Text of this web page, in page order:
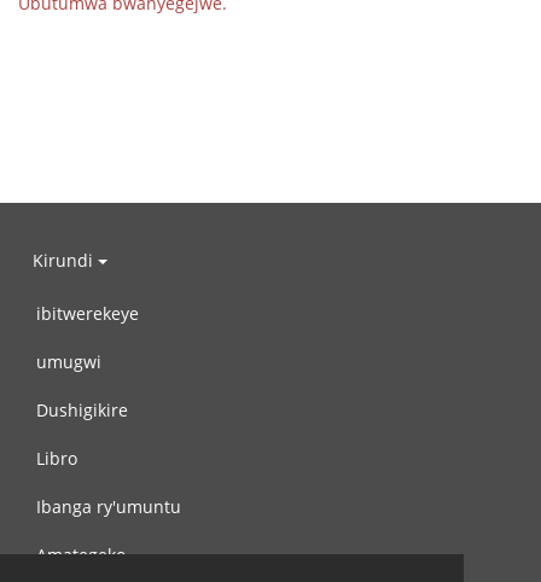
Kirundi
ibitwerekeye
umugwi
Dushigikire
Libro
Ibanga ry'umuntu
Amategeko